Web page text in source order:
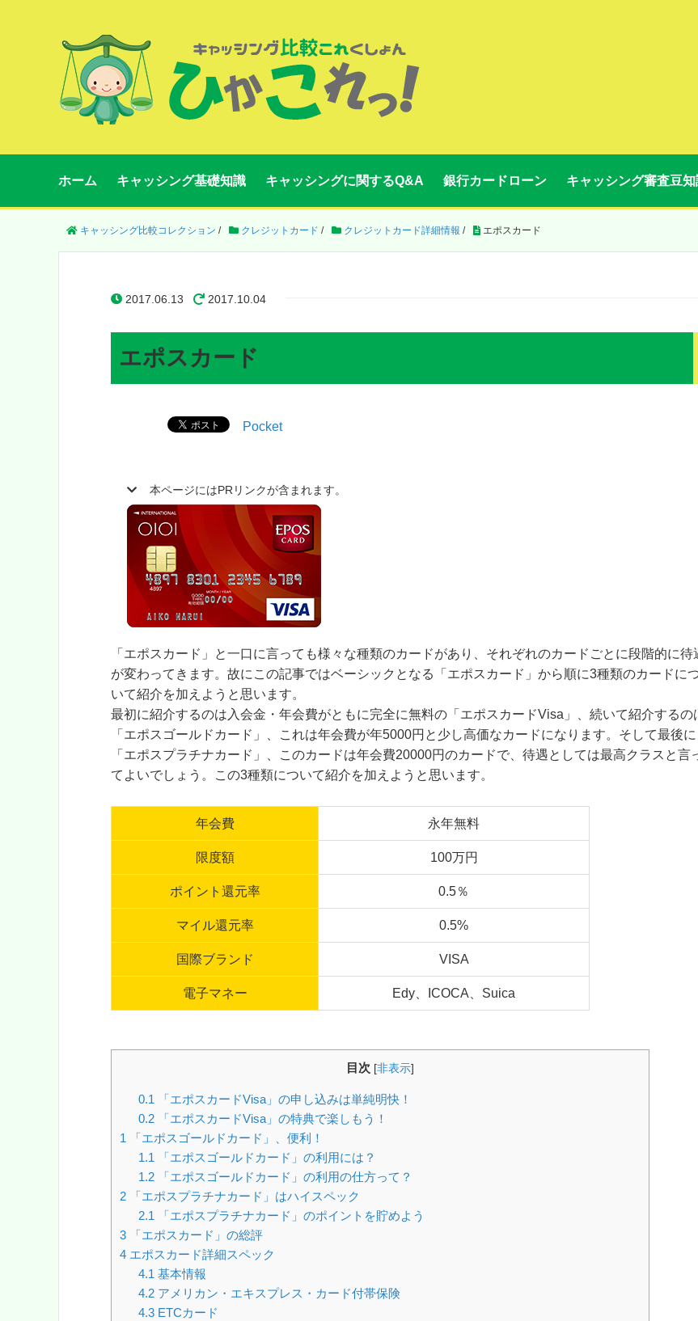
ホーム キャッシング基礎知識 キャッシングに関するQ&A 銀行カードローン キャッシング審査豆知
キャッシング比較コレクション / クレジットカード / クレジットカード詳細情報 / エポスカード
2017.06.13 2017.10.04
エポスカード
Pocket
本ページにはPRリンクが含まれます。
「エポスカード」と一口に言っても様々な種類のカードがあり、それぞれのカードごとに段階的に待
が変わってきます。故にこの記事ではベーシックとなる「エポスカード」から順に3種類のカードに
いて紹介を加えようと思います。
最初に紹介するのは入会金・年会費がともに完全に無料の「エポスカードVisa」、続いて紹介するの
「エポスゴールドカード」、これは年会費が年5000円と少し高価なカードになります。そして最後に
「エポスプラチナカード」、このカードは年会費20000円のカードで、待遇としては最高クラスと言
てよいでしょう。この3種類について紹介を加えようと思います。
年会費 永年無料
限度額 100万円
ポイント還元率 0.5％
マイル還元率 0.5%
国際ブランド VISA
電子マネー Edy、ICOCA、Suica
目次 [非表示]
0.1 「エポスカードVisa」の申し込みは単純明快！
0.2「エポスカードVisa」の特典で楽しもう！
1 「エポスゴールドカード」、便利！
1.1 「エポスゴールドカード」の利用には？
1.2「エポスゴールドカード」の利用の仕方って？
2 「エポスプラチナカード」はハイスペック
2.1 「エポスプラチナカード」のポイントを貯めよう
3 「エポスカード」の総評
4 エポスカード詳細スペック
4.1 基本情報
4.2アメリカン・エキスプレス・カード付帯保険
4.3ETCカード